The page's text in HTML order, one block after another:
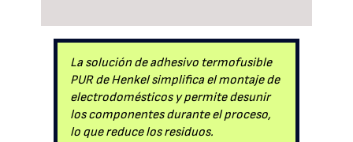
La solución de adhesivo termofusible
PUR de Henkel simplifica el montaje de
electrodomésticos y permite desunir
los componentes durante el proceso,
lo que reduce los residuos.